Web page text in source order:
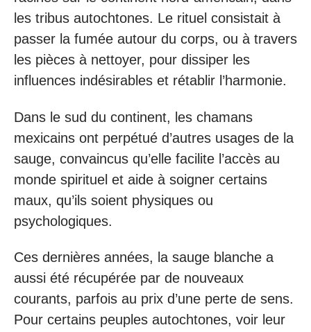
les tribus autochtones. Le rituel consistait à
passer la fumée autour du corps, ou à travers
les pièces à nettoyer, pour dissiper les
influences indésirables et rétablir l’harmonie.
Dans le sud du continent, les chamans
mexicains ont perpétué d’autres usages de la
sauge, convaincus qu’elle facilite l’accès au
monde spirituel et aide à soigner certains
maux, qu’ils soient physiques ou
psychologiques.
Ces dernières années, la sauge blanche a
aussi été récupérée par de nouveaux
courants, parfois au prix d’une perte de sens.
Pour certains peuples autochtones, voir leur